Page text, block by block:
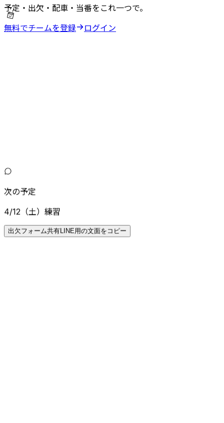
予定・出欠・配車・当番をこれ一つで。
無料でチームを登録
ログイン
次の予定
4/12（土）練習
出欠フォーム共有LINE用の文面をコピー